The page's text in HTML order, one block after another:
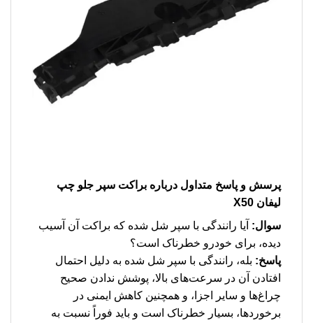
پرسش و پاسخ متداول درباره براکت سپر جلو چپ
لیفان X50
سوال: آیا رانندگی با سپر شل شده که براکت آن آسیب
دیده، برای خودرو خطرناک است؟
پاسخ: بله، رانندگی با سپر شل شده به دلیل احتمال
افتادن آن در سرعت‌های بالا، پوشش ندادن صحیح
چراغ‌ها و سایر اجزا، و همچنین کاهش ایمنی در
برخوردها، بسیار خطرناک است و باید فوراً نسبت به